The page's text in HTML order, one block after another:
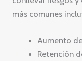
más comunes
Aumento
Retención